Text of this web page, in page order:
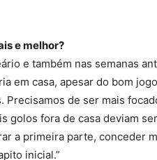
e melhor?
e também nas semanas
em casa, apesar do bom
Precisamos de ser mais
golos fora de casa deviam
a primeira parte, conceder
inicial.”